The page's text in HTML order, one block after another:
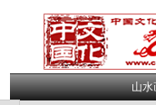
山水